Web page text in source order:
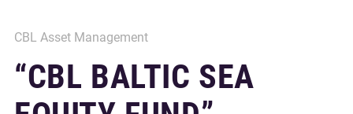
CBL Asset Management
“CBL BALTIC SEA